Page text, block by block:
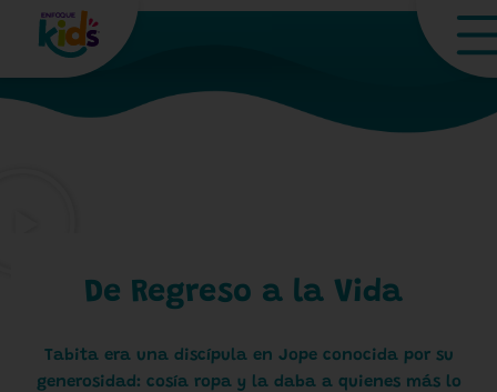
De Regreso a la Vida
Tabita era una discípula en Jope conocida por su
generosidad: cosía ropa y la daba a quienes más lo